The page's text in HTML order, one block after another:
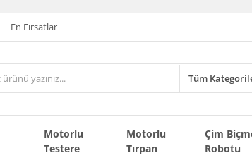
En Fırsatlar
Motorlu
Testere
Motorlu
Tırpan
Çim
Robotu